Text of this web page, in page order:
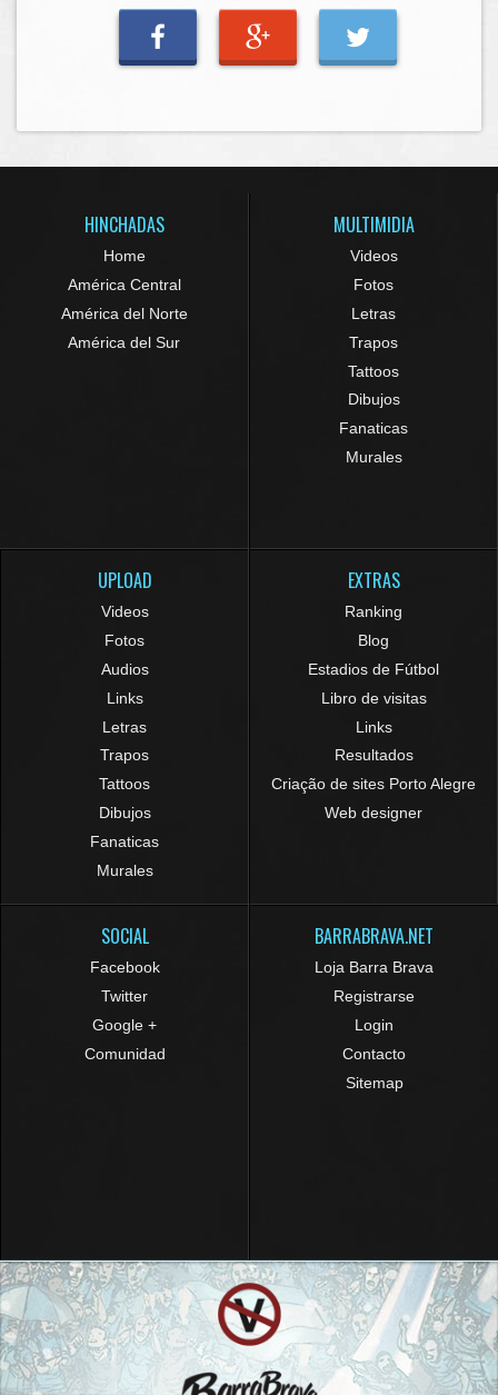
HINCHADAS
Home
América Central
América del Norte
América del Sur
MULTIMIDIA
Videos
Fotos
Letras
Trapos
Tattoos
Dibujos
Fanaticas
Murales
UPLOAD
Videos
Fotos
Audios
Links
Letras
Trapos
Tattoos
Dibujos
Fanaticas
Murales
EXTRAS
Ranking
Blog
Estadios de Fútbol
Libro de visitas
Links
Resultados
Criação de sites Porto Alegre
Web designer
SOCIAL
Facebook
Twitter
Google +
Comunidad
BARRABRAVA.NET
Loja Barra Brava
Registrarse
Login
Contacto
Sitemap